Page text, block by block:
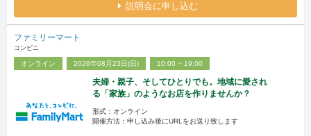
説明会に申し込む
ファミリーマート
コンビニ
オンライン 2026年08月23日(日) 10:00 ~ 19:00
夫婦・親子、そしてひとりでも。地域に愛され
る「家族」のようなお店を作りませんか？
形式：オンライン
開催方法：申し込み後にURLをお送り致します